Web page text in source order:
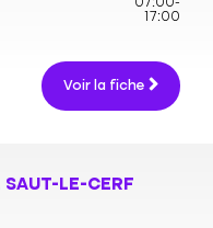
07:00-
17:00
Voir la fiche
LE-CERF